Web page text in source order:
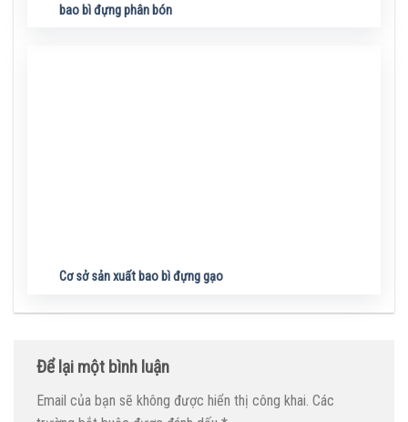
bao bì đựng phân bón
Cơ sở sản xuất bao bì đựng gạo
Để lại một bình luận
Email của bạn sẽ không được hiển thị công khai. Các